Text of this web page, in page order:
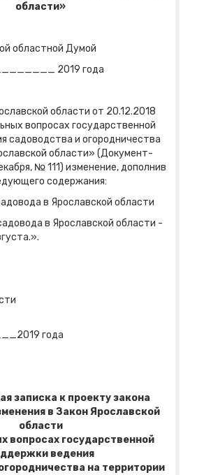
области»
областной Думой
2019 года
области от 20.12.2018
вопросах государственной
садоводства и огородничества
области» (Документ-
№ 111) изменение, дополнив
содержания:
в Ярославской области
в Ярославской области -
области
года
записка к проекту закона
в Закон Ярославской
области
вопросах государственной
ведения
на территории